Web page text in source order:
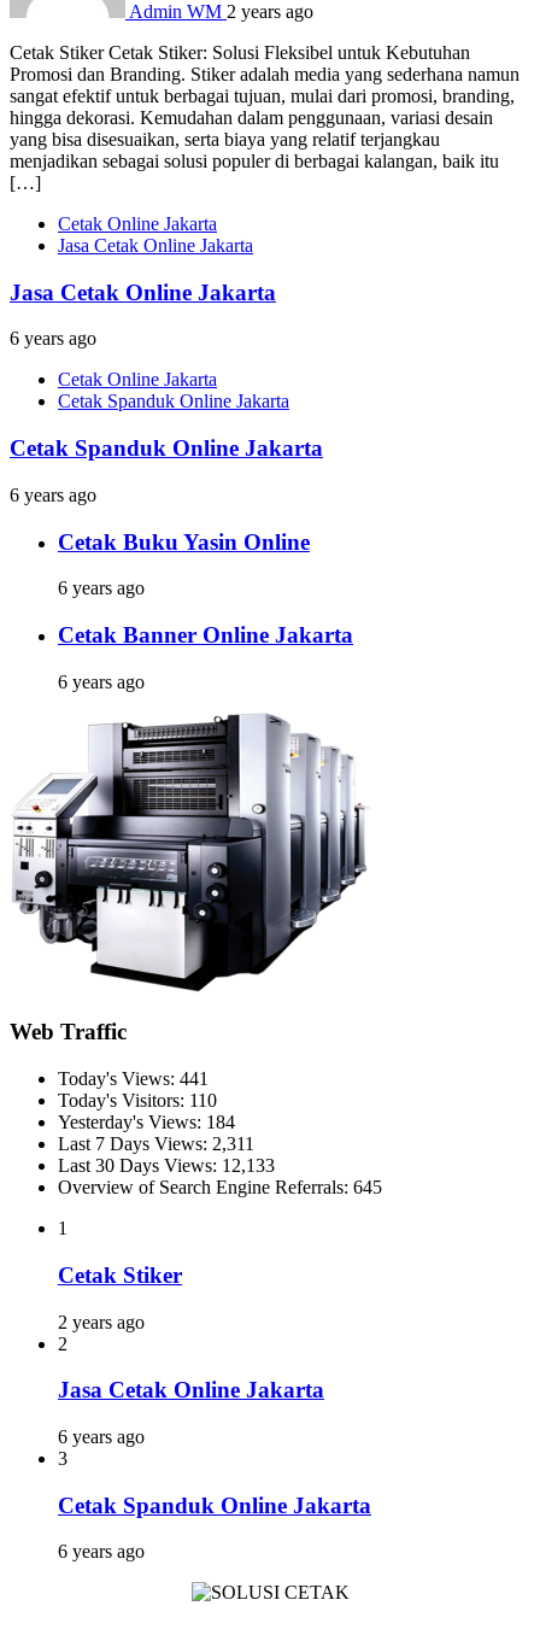
Admin WM 2 years ago
Cetak Stiker Cetak Stiker: Solusi Fleksibel untuk Kebutuhan
Promosi dan Branding. Stiker adalah media yang sederhana namun
sangat efektif untuk berbagai tujuan, mulai dari promosi, branding,
hingga dekorasi. Kemudahan dalam penggunaan, variasi desain
yang bisa disesuaikan, serta biaya yang relatif terjangkau
menjadikan sebagai solusi populer di berbagai kalangan, baik itu
[…]
Cetak Online Jakarta
Jasa Cetak Online Jakarta
Jasa Cetak Online Jakarta
6 years ago
Cetak Online Jakarta
Cetak Spanduk Online Jakarta
Cetak Spanduk Online Jakarta
6 years ago
Cetak Buku Yasin Online
6 years ago
Cetak Banner Online Jakarta
6 years ago
Web Traffic
Today's Views: 441
Today's Visitors: 110
Yesterday's Views: 184
Last 7 Days Views: 2,311
Last 30 Days Views: 12,133
Overview of Search Engine Referrals: 645
1
Cetak Stiker
2 years ago
2
Jasa Cetak Online Jakarta
6 years ago
3
Cetak Spanduk Online Jakarta
6 years ago